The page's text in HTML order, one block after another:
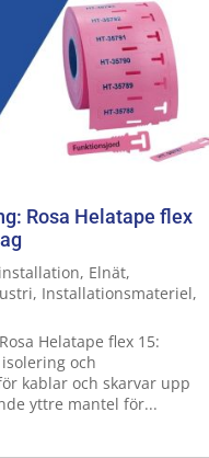
Rosa Helatape flex
, Elnät,
, Installationsmateriel,
Helatape flex 15:
och
kablar och skarvar upp
yttre mantel för...